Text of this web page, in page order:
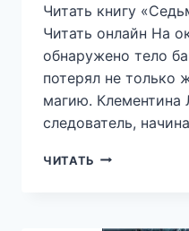
Читать книгу
Читать онлайн На
обнаружено тело
потерял не только
магию. Клементина
следователь,
ЧИТАТЬ СЕДЬМОЕ